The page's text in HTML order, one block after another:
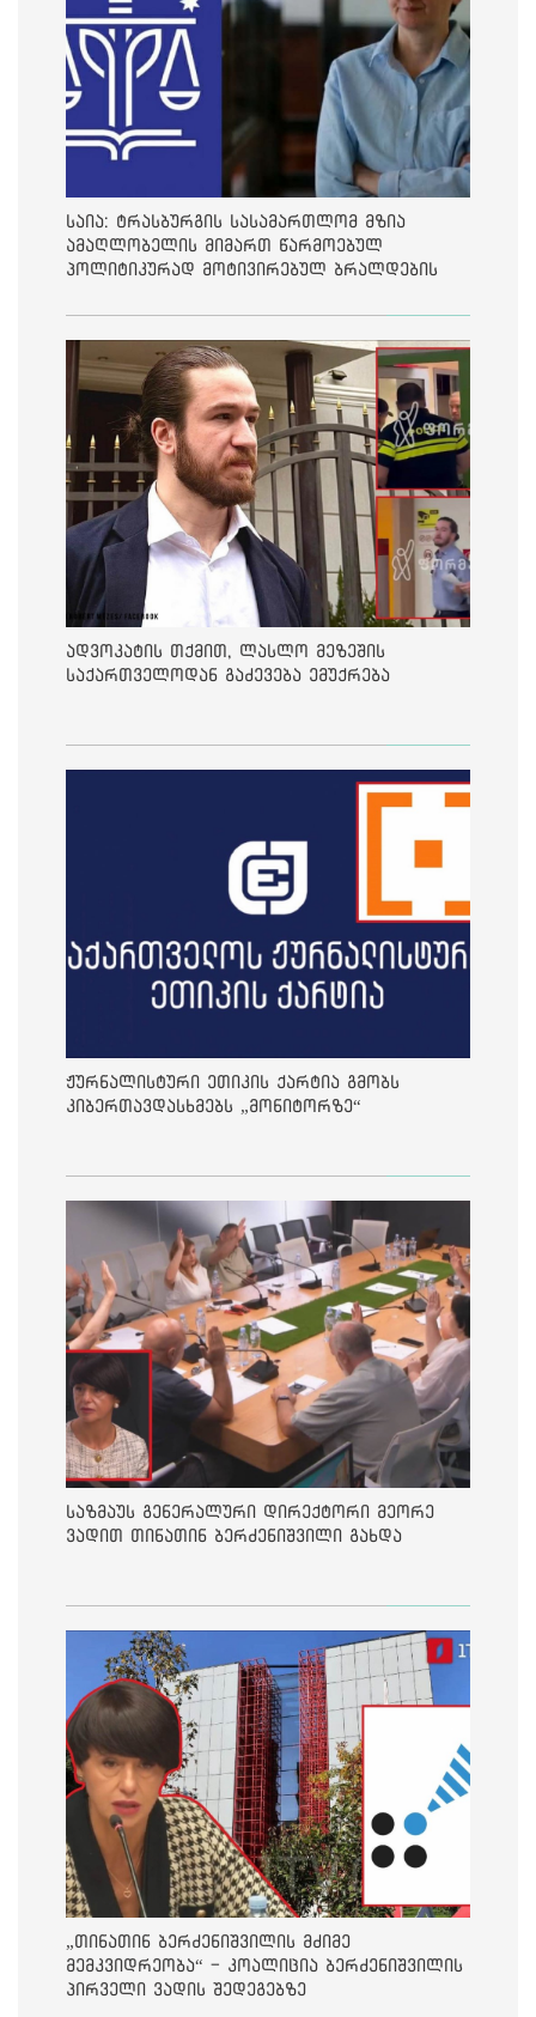
საია: ტრასბურგის სასამართლომ მზია
ამაღლობელის მიმართ წარმოებულ
პოლიტიკურად მოტივირებულ ბრალდების
ადვოკატის თქმით, ლასლო მეზეშის
საქართველოდან გაძევება ემუქრება
ჟურნალისტური ეთიკის ქარტია გმობს
კიბერთავდასხმებს „მონიტორზე“
საზმაუს გენერალური დირექტორი მეორე
ვადით თინათინ ბერძენიშვილი გახდა
„თინათინ ბერძენიშვილის მძიმე
მემკვიდრეობა“ - კოალიცია ბერძენიშვილის
პირველი ვადის შედეგებზე